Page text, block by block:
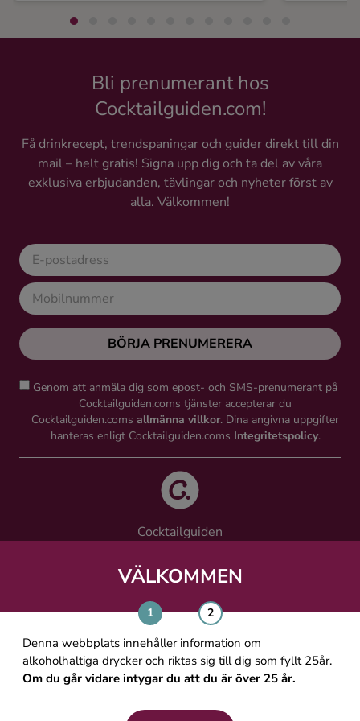
VÄLKOMMEN
Denna webbplats innehåller information om
alkoholhaltiga drycker och riktas sig till dig som fyllt 25år.
Om du går vidare intygar du att du är över 25 år.
Bli prenumerant hos
Cocktailguiden.com!
Få drinkrecept, trendspaningar och guider direkt till din
mail – helt gratis! Signa upp dig och ta del av våra
exklusiva erbjudanden, tävlingar och nyheter först av
alla. Välkommen!
BÖRJA PRENUMERERA
Genom att anmäla dig som epost- och SMS-prenumerant på
Cocktailguiden.coms tjänster accepterar du
Cocktailguiden.coms allmänna villkor. Dina angivna uppgifter
hanteras enligt Cocktailguiden.coms Integritetspolicy.
Cocktailguiden
Västra Järnvägsgatan 21, 111 64 Stockholm
ALLMÄNNA VILLKOR